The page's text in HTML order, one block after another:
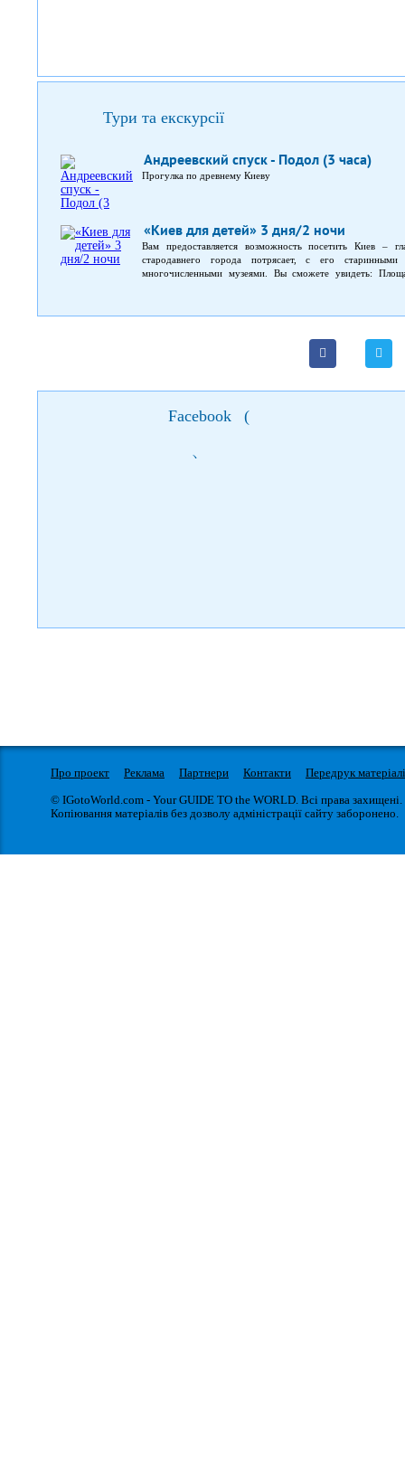
Тури та екскурсії
Андреевский спуск - Подол (3 часа)
Прогулка по древнему Киеву
«Киев для детей» 3 дня/2 ночи
Вам предоставляется возможность посетить Киев –
стародавнего города потрясает, с его
многочисленными музеями. Вы сможете увидеть:
открытым небом дает возможность узнать народные
архитектуры; попробовать украинские блюда в шинке
индивидуальное обслуживание (не сборные группы).
Facebook (
)
Про проект Реклама Партнери Контакти
Передрук
© IGotoWorld.com - Your GUIDE TO the WORLD. Всі права захищені.
Копіювання матеріалів без дозволу адміністрації сайту заборонено.